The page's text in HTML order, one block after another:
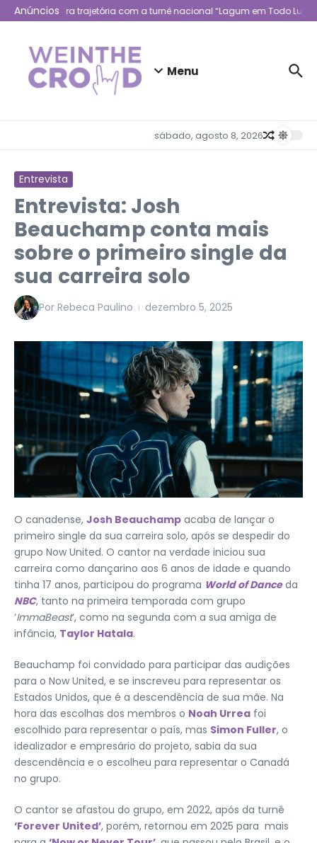
Ir para o conteúdo
Anúncios
celebra trajetória com a turnê nacional “Lagum em Todo Lugar”
Menu
sábado, agosto 8, 2026
Entrevista
Entrevista: Josh
Beauchamp conta mais
sobre o primeiro single da
sua carreira solo
Por Rebeca Paulino dezembro 5, 2025
O canadense, Josh Beauchamp acaba de lançar o
primeiro single da sua carreira solo, após se despedir do
grupo Now United. O cantor na verdade iniciou sua
carreira como dançarino aos 6 anos de idade e quando
tinha 17 anos, participou do programa World of Danceda
NBC, tanto na primeira temporada com grupo
‘ImmaBeast’, como na segunda com a sua amiga de
infância, Taylor Hatala.
Beauchamp foi convidado para participar das audições
para o Now United, e se inscreveu para representar os
Estados Unidos, que é a descendência de sua mãe. Na
hora das escolhas dos membros o Noah Urrea foi
escolhido para representar o país, mas Simon Fuller, o
idealizador e empresário do projeto, sabia da sua
descendência e o escolheu para representar o Canadá
no grupo.
O cantor se afastou do grupo, em 2022, após da turnê
‘Forever United’, porém, retornou em 2025 para mais